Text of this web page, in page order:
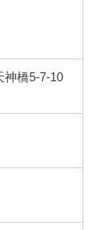
神橋5-7-10